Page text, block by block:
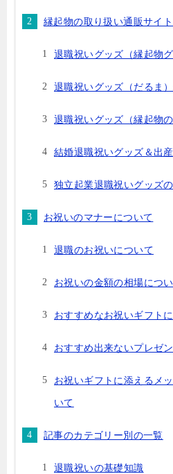
縁起物の取り扱い通販サイ
退職祝いグッズ（縁起物
退職祝いグッズ（だるま
退職祝いグッズ（縁起物
結婚退職祝いグッズ＆出
独立起業退職祝いグッズ
お祝いのマナーについて
退職のお祝いについて
お祝いの金額の相場につ
おすすめなお祝いギフト
おすすめ出来ないプレゼ
お祝いギフトに添えるメ
いて
記事のカテゴリー別の一覧
退職祝いの基礎知識